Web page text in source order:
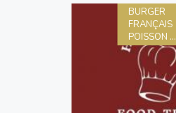
BURGER
FRANÇAIS
POISSON ...